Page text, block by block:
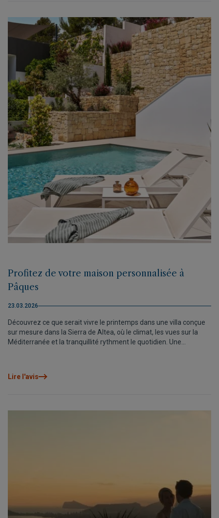
Profitez de votre maison personnalisée à
Pâques
23.03.2026
Découvrez ce que serait vivre le printemps dans une villa conçue
sur mesure dans la Sierra de Altea, où le climat, les vues sur la
Méditerranée et la tranquillité rythment le quotidien. Une
Lire l'avis